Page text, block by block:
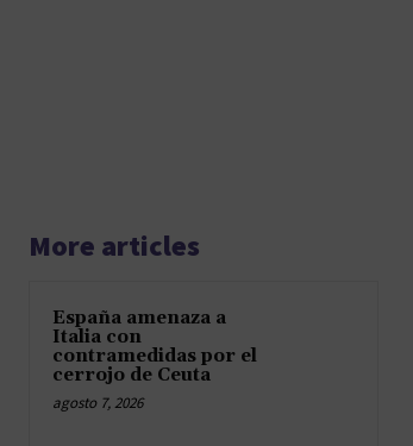
More articles
España amenaza a
Italia con
contramedidas por el
cerrojo de Ceuta
agosto 7, 2026